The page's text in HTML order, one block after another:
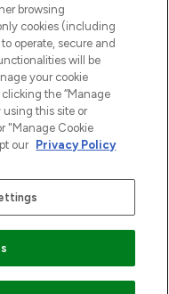
browsing
cookies (including
operate, secure and
will be
your cookie
the “Manage
using this site or
"Manage Cookie
our Privacy Policy